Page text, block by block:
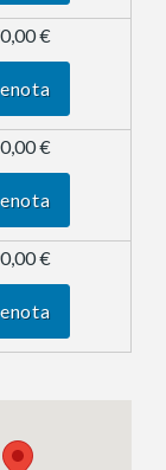
€
€
€